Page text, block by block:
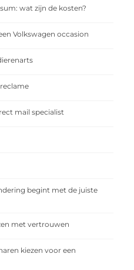
wat zijn de kosten?
Volkswagen occasion
mail specialist
begint met de juiste
met vertrouwen
kiezen voor een